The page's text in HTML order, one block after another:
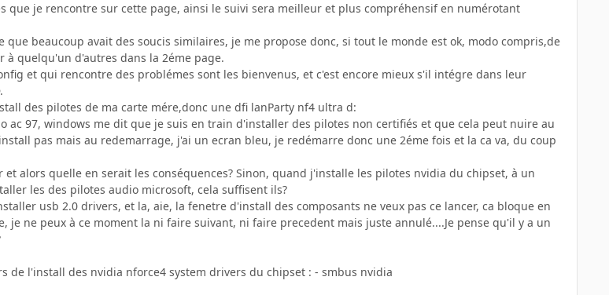
que je rencontre sur cette page, ainsi le suivi sera meilleur et plus compréhensif en numérotant
que beaucoup avait des soucis similaires, je me propose donc, si tout le monde est ok, modo compris,de
à quelqu'un d'autres dans la 2éme page.
et qui rencontre des problémes sont les bienvenus, et c'est encore mieux s'il intégre dans leur
des pilotes de ma carte mére,donc une dfi lanParty nf4 ultra d:
ac 97, windows me dit que je suis en train d'installer des pilotes non certifiés et que cela peut nuire au
pas mais au redemarrage, j'ai un ecran bleu, je redémarre donc une 2éme fois et la ca va, du coup
alors quelle en serait les conséquences? Sinon, quand j'installe les pilotes nvidia du chipset, à un
les des pilotes audio microsoft, cela suffisent ils?
usb 2.0 drivers, et la, aie, la fenetre d'install des composants ne veux pas ce lancer, ca bloque en
je ne peux à ce moment la ni faire suivant, ni faire precedent mais juste annulé....Je pense qu'il y a un
de l'install des nvidia nforce4 system drivers du chipset : - smbus nvidia